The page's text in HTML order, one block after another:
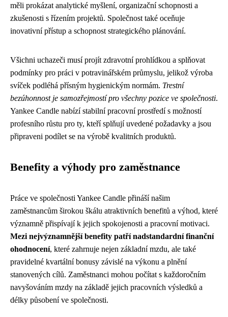
měli prokázat analytické myšlení, organizační schopnosti a
zkušenosti s řízením projektů. Společnost také oceňuje
inovativní přístup a schopnost strategického plánování.
Všichni uchazeči musí projít zdravotní prohlídkou a splňovat
podmínky pro práci v potravinářském průmyslu, jelikož výroba
svíček podléhá přísným hygienickým normám. Trestní
bezúhonnost je samozřejmostí pro všechny pozice ve společnosti.
Yankee Candle nabízí stabilní pracovní prostředí s možností
profesního růstu pro ty, kteří splňují uvedené požadavky a jsou
připraveni podílet se na výrobě kvalitních produktů.
Benefity a výhody pro zaměstnance
Práce ve společnosti Yankee Candle přináší našim
zaměstnancům širokou škálu atraktivních benefitů a výhod, které
významně přispívají k jejich spokojenosti a pracovní motivaci.
Mezi nejvýznamnější benefity patří nadstandardní finanční
ohodnocení, které zahrnuje nejen základní mzdu, ale také
pravidelné kvartální bonusy závislé na výkonu a plnění
stanovených cílů. Zaměstnanci mohou počítat s každoročním
navyšováním mzdy na základě jejich pracovních výsledků a
délky působení ve společnosti.